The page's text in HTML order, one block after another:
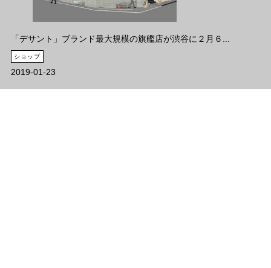
「デサント」ブランド最大規模の旗艦店が渋谷に２月６...
ショップ
2019-01-23